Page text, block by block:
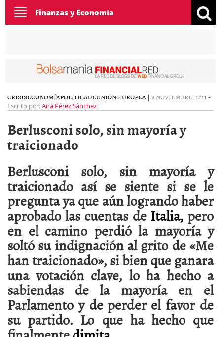
Toggle
navigation
Finanzas y Economía
CRISISECONOMÍAPOLITICAUEUNIÓN EUROPEA | 8 NOVIEMBRE, 2011 -
Escrito por:Ana Pérez Sánchez
Berlusconi solo, sin mayoría y
traicionado
Berlusconi solo, sin mayoría y
traicionado así se siente si se le
pregunta ya que aún logrando haber
aprobado las cuentas deItalia, pero
en el camino perdió la mayoría y
soltó su indignación al grito de «Me
han traicionado», si bien que ganara
una votación clave, lo ha hecho a
sabiendas de la mayoría en el
Parlamento y de perder el favor de
su partido. Lo que ha hecho que